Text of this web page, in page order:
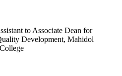
to Associate Dean for
Development, Mahidol